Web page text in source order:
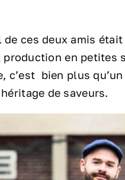
ces deux amis
en petites
c’est bien plus
de saveurs.